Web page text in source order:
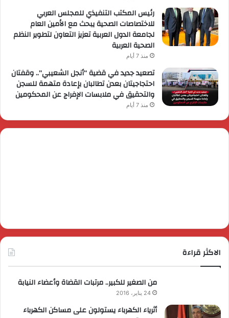
رئيس المكتب التنفيذي للمجلس العربي
للاختصاصات الصحية يبحث مع الأمين العام
لجامعة الدول العربية تعزيز التعاون لتطوير النظم
الصحية العربية
منذ 7 أيام
تصعيد جديد في قضية “أنجل الشعيبي”.. وقفتان
احتجاجيتان بعدن تطالبان بإعادة متهمة للسجن
والتحقيق في ملابسات الإفراج عن المحكومين
منذ 7 أيام
الاكثر قراءة
من الصغير للكبير.. مرتبات القضاة وأعضاء النيابة
24 يناير، 2016
أثرياء الكهرباء يستولون على مساكن الكهرباء